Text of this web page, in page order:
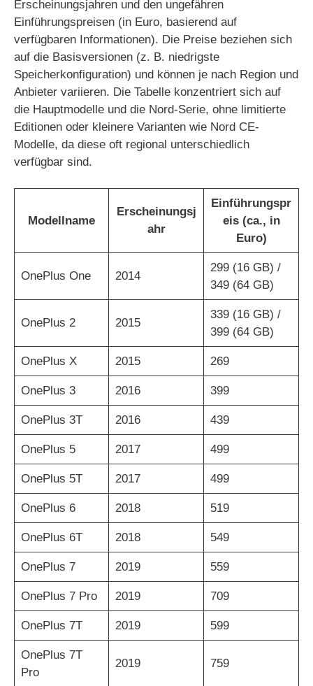
Erscheinungsjahren und den ungefähren
Einführungspreisen (in Euro, basierend auf
verfügbaren Informationen). Die Preise beziehen sich
auf die Basisversionen (z. B. niedrigste
Speicherkonfiguration) und können je nach Region und
Anbieter variieren. Die Tabelle konzentriert sich auf
die Hauptmodelle und die Nord-Serie, ohne limitierte
Editionen oder kleinere Varianten wie Nord CE-
Modelle, da diese oft regional unterschiedlich
verfügbar sind.
Modellname
Erscheinungsj
ahr
Einführungspr
eis (ca., in
Euro)
OnePlus One 2014
299 (16 GB) /
349 (64 GB)
OnePlus 2 2015
339 (16 GB) /
399 (64 GB)
OnePlus X 2015 269
OnePlus 3 2016 399
OnePlus 3T 2016 439
OnePlus 5 2017 499
OnePlus 5T 2017 499
OnePlus 6 2018 519
OnePlus 6T 2018 549
OnePlus 7 2019 559
OnePlus 7 Pro 2019 709
OnePlus 7T 2019 599
OnePlus 7T
Pro
2019 759